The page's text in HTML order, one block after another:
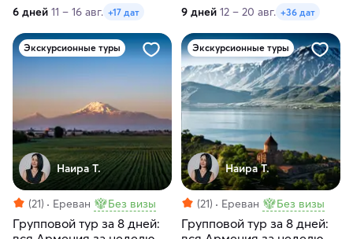
6 дней 11 – 16 авг. +17 дат
средам и четвергам
9 дней 12 – 20 авг. +36 дат
Экскурсионные туры
Наира Т.
(21) Ереван Без визы
Групповой тур за 8 дней:
Экскурсионные туры
Наира Т.
(21) Ереван Без визы
Групповой тур за 8 дней: